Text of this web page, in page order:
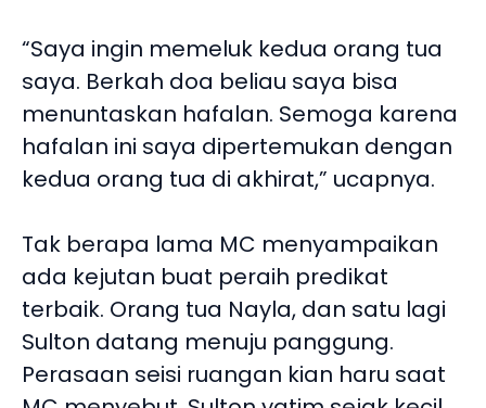
“Saya ingin memeluk kedua orang tua
saya. Berkah doa beliau saya bisa
menuntaskan hafalan. Semoga karena
hafalan ini saya dipertemukan dengan
kedua orang tua di akhirat,” ucapnya.
Tak berapa lama MC menyampaikan
ada kejutan buat peraih predikat
terbaik. Orang tua Nayla, dan satu lagi
Sulton datang menuju panggung.
Perasaan seisi ruangan kian haru saat